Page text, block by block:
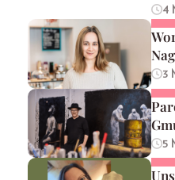
4
3
5